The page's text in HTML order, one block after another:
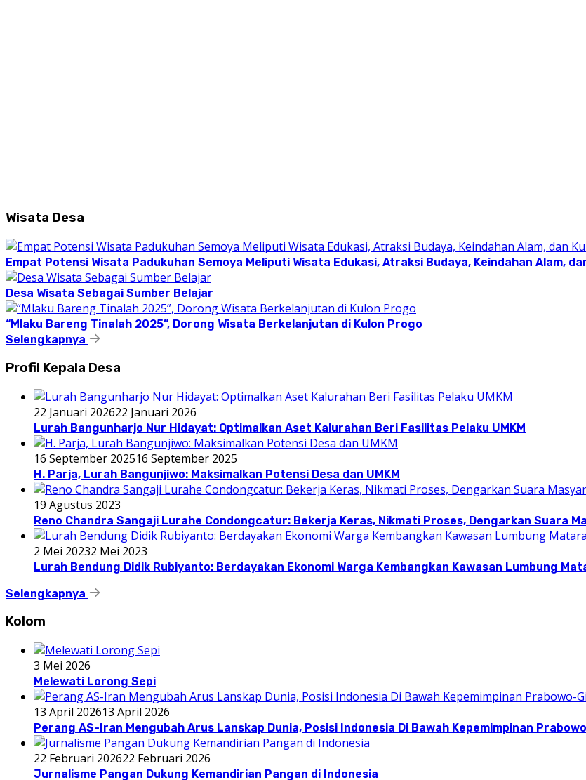
Wisata Desa
Empat Potensi Wisata Padukuhan Semoya Meliputi Wisata Edukasi, Atraksi Budaya, Keindahan Alam,
Desa Wisata Sebagai Sumber Belajar
“Mlaku Bareng Tinalah 2025”, Dorong Wisata Berkelanjutan di Kulon Progo
Selengkapnya
Profil Kepala Desa
22 Januari 202622 Januari 2026
Lurah Bangunharjo Nur Hidayat: Optimalkan Aset Kalurahan Beri Fasilitas Pelaku UMKM
16 September 202516 September 2025
H. Parja, Lurah Bangunjiwo: Maksimalkan Potensi Desa dan UMKM
19 Agustus 2023
Reno Chandra Sangaji Lurahe Condongcatur: Bekerja Keras, Nikmati Proses, Dengarkan Suara
2 Mei 20232 Mei 2023
Lurah Bendung Didik Rubiyanto: Berdayakan Ekonomi Warga Kembangkan Kawasan Lumbung
Selengkapnya
Kolom
3 Mei 2026
Melewati Lorong Sepi
13 April 202613 April 2026
Perang AS-Iran Mengubah Arus Lanskap Dunia, Posisi Indonesia Di Bawah Kepemimpinan
22 Februari 202622 Februari 2026
Jurnalisme Pangan Dukung Kemandirian Pangan di Indonesia